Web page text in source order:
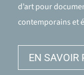
d’art pour
contemporains et
EN SAVOIR